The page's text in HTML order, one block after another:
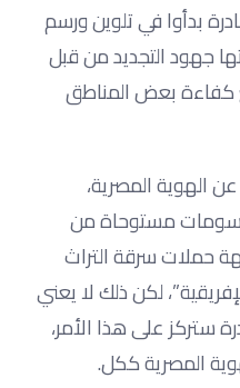
بدأوا في تلوين ورسم
جهود التجديد من قبل
بعض المناطق
الهوية المصرية،
مستوحاة من
حملات سرقة التراث
لكن ذلك لا يعني
ستركز على هذا الأمر،
المصرية ككل.